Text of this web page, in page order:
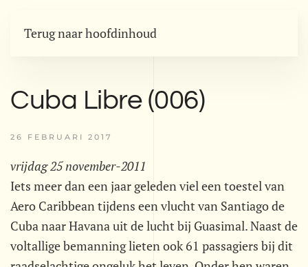
Terug naar hoofdinhoud
Cuba Libre (006)
26 FEBRUARI 2017
vrijdag 25 november-2011
Iets meer dan een jaar geleden viel een toestel van
Aero Caribbean tijdens een vlucht van Santiago de
Cuba naar Havana uit de lucht bij Guasimal. Naast de
voltallige bemanning lieten ook 61 passagiers bij dit